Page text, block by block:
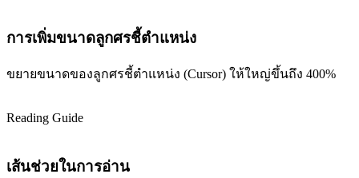
การเพิ่มขนาดลูกศรชี้ตำแหน่ง
ขยายขนาดของลูกศรชี้ตำแหน่ง (Cursor) ให้ใหญ่ขึ้นถึง 400%
Reading Guide
เส้นช่วยในการอ่าน